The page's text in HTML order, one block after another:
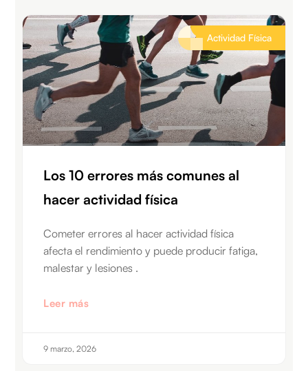
Actividad Física
Los 10 errores más comunes al
hacer actividad física
Cometer errores al hacer actividad física
afecta el rendimiento y puede producir fatiga,
malestar y lesiones .
Leer más
9 marzo, 2026